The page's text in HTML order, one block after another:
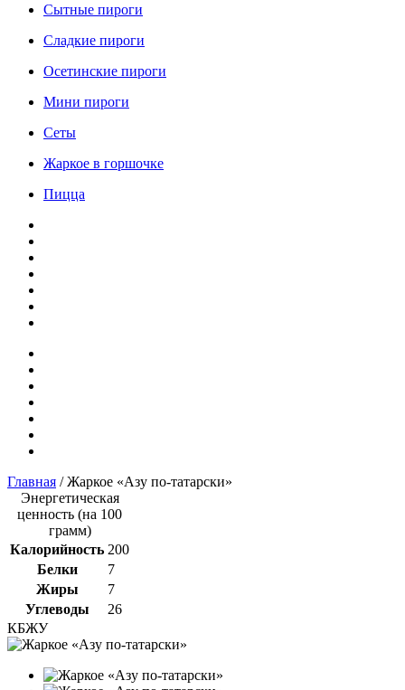
Сытные пироги
Сладкие пироги
Осетинские пироги
Мини пироги
Сеты
Жаркое в горшочке
Пицца
Главная / Жаркое «Азу по-татарски»
Энергетическая
ценность (на 100
грамм)
Калорийность 200
Белки
7
Жиры
7
Углеводы
26
КБЖУ